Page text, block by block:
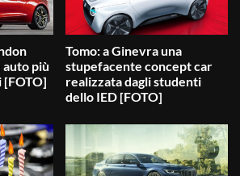
auto più
[FOTO]
Tomo: a Ginevra una
stupefacente concept car
realizzata dagli studenti
dello IED [FOTO]